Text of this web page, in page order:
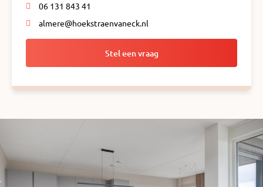
06 131 843 41
almere@hoekstraenvaneck.nl
Stel een vraag